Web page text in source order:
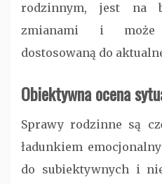
rodzinnym, jest na
zmianami i może
dostosowaną do
Obiektywna ocena
Sprawy rodzinne są
ładunkiem
do subiektywnych i